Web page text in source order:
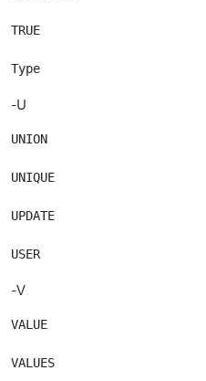
TRUE
-U
UNION
UNIQUE
UPDATE
-V
VALUE
VALUES